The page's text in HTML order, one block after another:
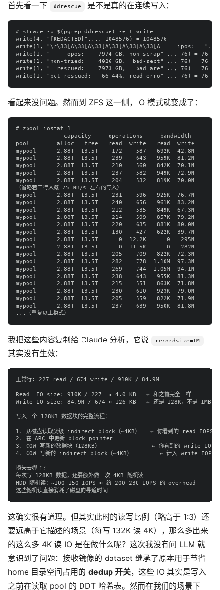
首先看一下 ddrescue 是不是真的在连续写入：
# strace -p $(pgrep ddrescue) -e t=write
write(4, "[REDACTED]"..., 1048576) = 1048576
write(1, "\r\33[A\33[A\33[A\33[A\33[A\33[A     ipos:
write(1, "     opos:    7974 GB, non-scrap"..., 76) = 76
write(1, "non-tried:    4026 GB,  bad-sect"..., 76) = 76
write(1, "  rescued:    7973 GB,   bad are"..., 76) = 76
看起来没问题。然而到 ZFS 这一侧，IO 模式就变成了：
# zpool iostat 1
              capacity     operations     bandwidth
pool        alloc   free   read  write   read  write
mypool      2.88T  13.5T    172    587   692K  42.8M
mypool      2.88T  13.5T    239    643   959K  81.2M
mypool      2.88T  13.5T    210    560   842K  70.1M
mypool      2.88T  13.5T    237    582   949K  72.9M
mypool      2.88T  13.5T    204    532   819K  70.0M
（省略若干行大概 75 MB/s 左右的写入）
mypool      2.88T  13.5T    231    596   925K  76.7M
mypool      2.88T  13.5T    240    656   961K  83.2M
mypool      2.88T  13.5T    212    535   849K  67.3M
mypool      2.88T  13.5T    214    599   857K  79.2M
mypool      2.88T  13.5T    220    635   881K  80.0M
mypool      2.88T  13.5T    130    427   622K  39.7M
mypool      2.88T  13.5T      0  12.2K      0   295M
mypool      2.88T  13.5T      0  11.5K      0   282M
mypool      2.88T  13.5T    205    709   822K  72.3M
mypool      2.88T  13.5T    282    778  1.10M  97.3M
mypool      2.88T  13.5T    269    744  1.05M  94.1M
mypool      2.88T  13.5T    238    643   955K  81.3M
mypool      2.88T  13.5T    215    551   863K  71.8M
mypool      2.88T  13.5T    230    610   923K  79.0M
mypool      2.88T  13.5T    205    559   822K  71.9M
mypool      2.88T  13.5T    237    639   950K  81.8M
我把这些内容复制给 Claude 分析，它说 recordsize=1M
其实没有生效：
正常行: 227 read / 674 write / 910K / 84.9M
Read  IO size: 910K / 227  ≈ 4.0 KB   ← 和之前完全一样
Write IO size: 84.9M / 674 ≈ 126 KB   ← 还是 128K，不是 1MB！
写入一个 128KB 数据块的完整流程：
1. 从磁盘读取父级 indirect block（~4KB）   ← 你看到的 read IOPS
2. 在 ARC 中更新 block pointer
3. COW 写新的数据块（128KB）               ← 你看到的 write IOPS
4. COW 写新的 indirect block（~4KB）        ← 计入 write IOPS
损失去哪了？
每次写 128KB 数据，还要额外做一次 4KB 随机读
HDD 随机读：~100-150 IOPS ≈ 约 200-230 IOPS 的 overhead
这确实很有道理。但其实此时的读写比例（略高于 1:3）还
要远高于它描述的场景（每写 132K 读 4K），那么多出来
的这么多 4K 读 IO 是在做什么呢？这次我没有问 LLM 就
意识到了问题：接收镜像的 dataset 继承了原本用于节省
home 目录空间占用的 dedup 开关，这些 IO 其实是写入
之前在读取 pool 的 DDT 哈希表。然而在我们的场景下